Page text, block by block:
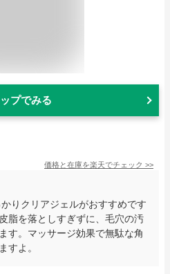
プでみる
価格と在庫を楽天でチェック >>
りクリアジェルがおすすめです
脂を落としすぎずに、毛穴の汚
す。マッサージ効果で無駄な角
すよ。